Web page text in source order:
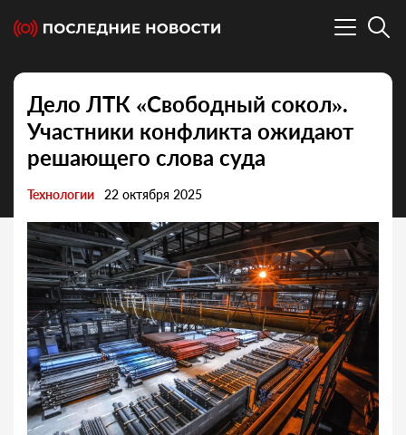
Дело ЛТК «Свободный сокол».
Участники конфликта ожидают
решающего слова суда
Технологии 22 октября 2025